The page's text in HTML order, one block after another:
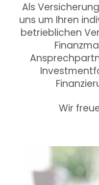
Als
uns um Ihren
betrieblichen
Wir